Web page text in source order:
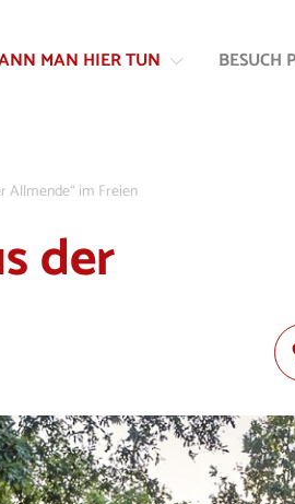
Inhalt
Navigation
MAN HIER TUN BESUCH
Allmende“ im Freien
der